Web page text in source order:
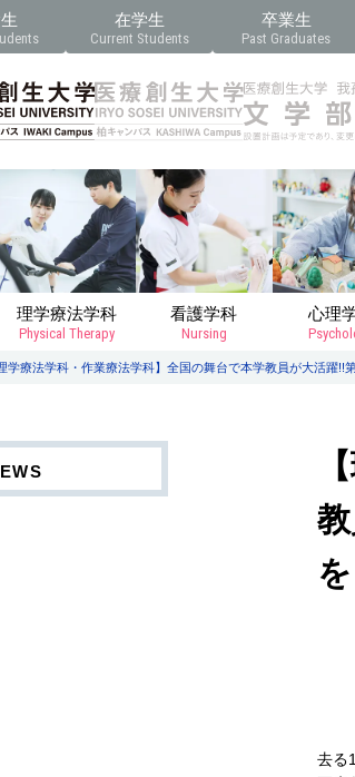
在学生
Current Students
卒業生
Past Graduates
理学療法学科
Physical Therapy
看護学科
Nursing
心理
理学療法学科・作業療法学科】全国の舞台で本学教員が大活躍
去る